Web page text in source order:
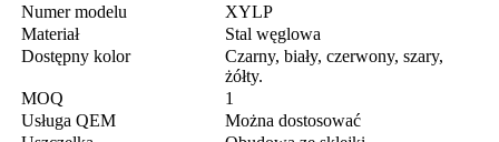
Numer modelu
XYLP
Materiał
Stal węglowa
Dostępny kolor
Czarny, biały, czerwony, szary,
żółty.
MOQ
1
Usługa QEM
Można dostosować